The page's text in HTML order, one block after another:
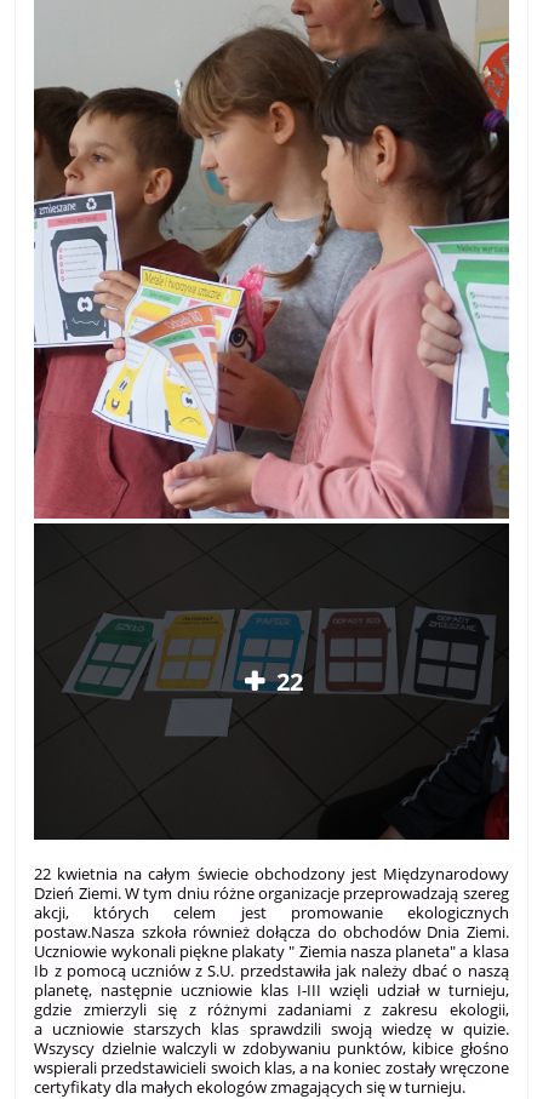
22
22 kwietnia na całym świecie obchodzony jest Międzynarodowy
Dzień Ziemi. W tym dniu różne organizacje przeprowadzają szereg
akcji, których celem jest promowanie ekologicznych
postaw.Nasza szkoła również dołącza do obchodów Dnia Ziemi.
Uczniowie wykonali piękne plakaty " Ziemia nasza planeta" a klasa
Ib z pomocą uczniów z S.U. przedstawiła jak należy dbać o naszą
planetę, następnie uczniowie klas I-III wzięli udział w turnieju,
gdzie zmierzyli się z różnymi zadaniami z zakresu ekologii,
a uczniowie starszych klas sprawdzili swoją wiedzę w quizie.
Wszyscy dzielnie walczyli w zdobywaniu punktów, kibice głośno
wspierali przedstawicieli swoich klas, a na koniec zostały wręczone
certyfikaty dla małych ekologów zmagających się w turnieju.